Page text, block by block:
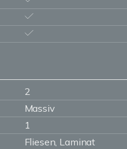
2
Massiv
1
Fliesen, Laminat